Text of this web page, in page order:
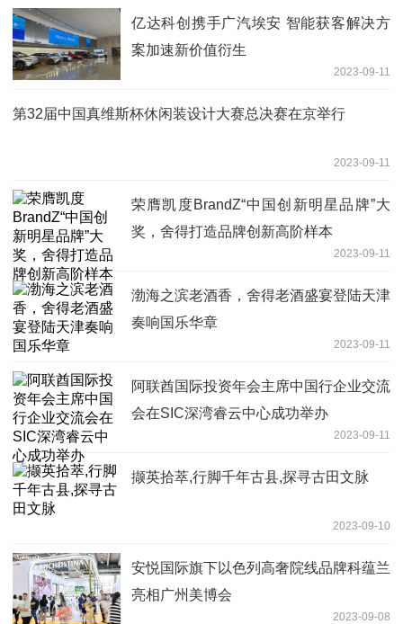
亿达科创携手广汽埃安 智能获客解决方
案加速新价值衍生
2023-09-11
第32届中国真维斯杯休闲装设计大赛总决赛在京举行
2023-09-11
荣膺凯度BrandZ“中国创新明星品牌”大
奖，舍得打造品牌创新高阶样本
2023-09-11
渤海之滨老酒香，舍得老酒盛宴登陆天津
奏响国乐华章
2023-09-11
阿联酋国际投资年会主席中国行企业交流
会在SIC深湾睿云中心成功举办
2023-09-11
撷英拾萃,行脚千年古县,探寻古田文脉
2023-09-10
安悦国际旗下以色列高奢院线品牌科蕴兰
亮相广州美博会
2023-09-08